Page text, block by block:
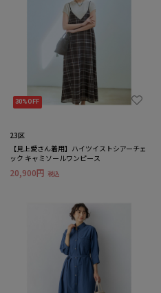
30%OFF
23区
【見上愛さん着用】ハイツイストシアーチェ
ック キャミソールワンピース
20,900円 税込